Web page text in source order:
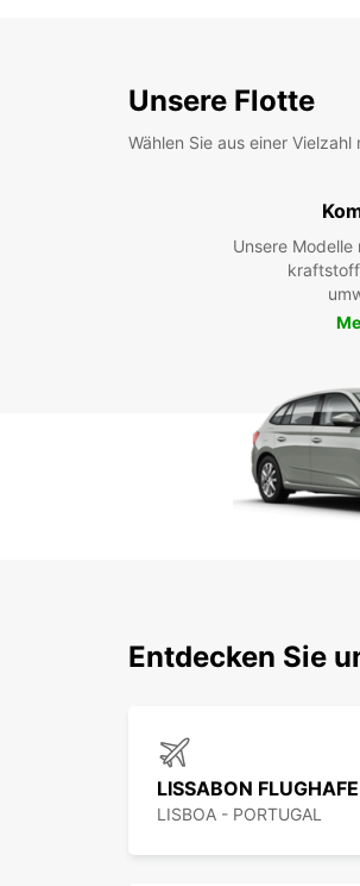
Unsere Flotte
Wählen Sie aus einer
Unsere
Entdecken Sie
LISSABON
LISBOA - PORTUGAL